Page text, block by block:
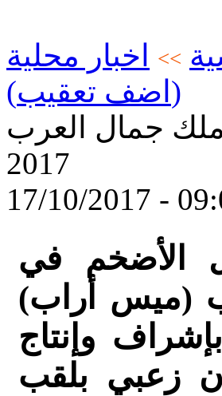
>>
اخبار محلية
(اضف تعقيب)
جمال العرب
17/10/2017 -
الأضخم في
(ميس أراب)
وملك جمال العرب 2017، بإشراف وإنتاج
زعبي بلقب